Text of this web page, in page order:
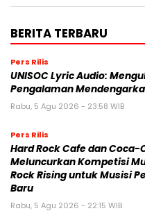
BERITA TERBARU
Pers Rilis
UNISOC Lyric Audio:
Pengalaman
Rabu, 5 Agu 2026 - 23:58 WIB
Pers Rilis
Hard Rock Cafe dan Coca-
Meluncurkan Kompetisi
Rock Rising untuk Musisi
Baru
Rabu, 5 Agu 2026 - 22:15 WIB